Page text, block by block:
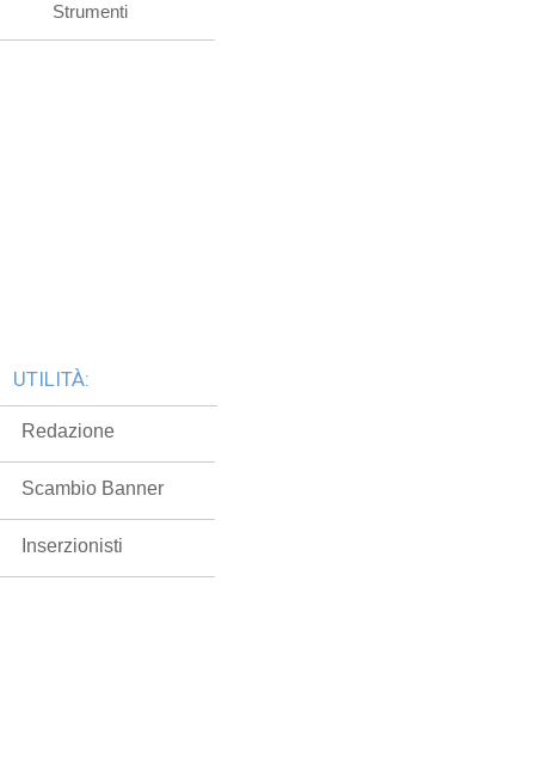
Strumenti
UTILITÀ:
Redazione
Scambio Banner
Inserzionisti